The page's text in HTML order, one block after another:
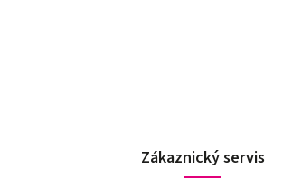
Zákaznický servis